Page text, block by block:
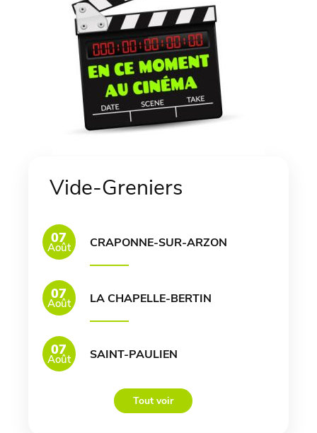
Vide-Greniers
07
Août CRAPONNE-SUR-ARZON
07
Août LA CHAPELLE-BERTIN
07
Août SAINT-PAULIEN
Tout voir